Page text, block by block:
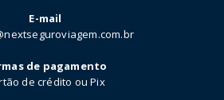
E-mail
de pagamento
de crédito ou Pix